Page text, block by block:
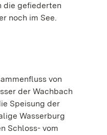
die gefiederten
noch im See.
von
der Wachbach
Speisung der
Wasserburg
Schloss- vom